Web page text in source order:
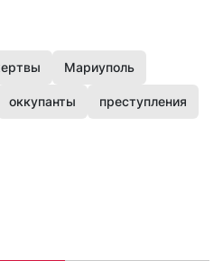
Мариуполь
оккупанты преступления